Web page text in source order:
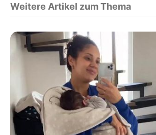
Weitere Artikel zum Thema